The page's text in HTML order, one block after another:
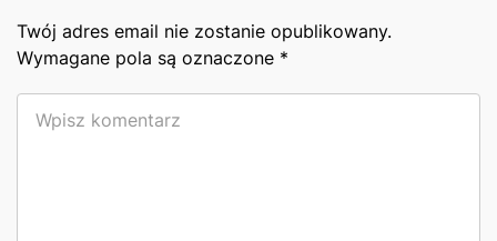
Twój adres email nie zostanie opublikowany.
Wymagane pola są oznaczone *